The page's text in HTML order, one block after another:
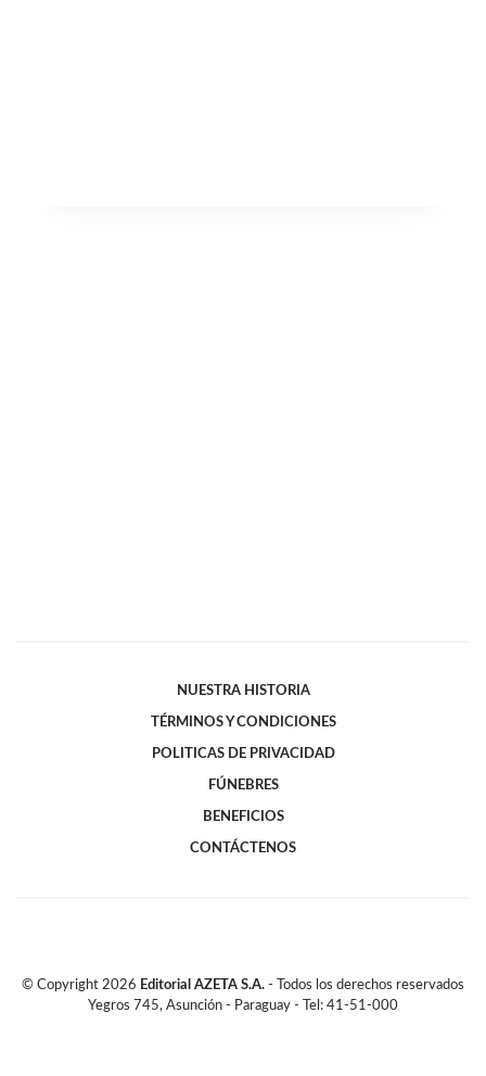
NUESTRA HISTORIA
TÉRMINOS Y CONDICIONES
POLITICAS DE PRIVACIDAD
FÚNEBRES
BENEFICIOS
CONTÁCTENOS
© Copyright 2026 Editorial AZETA S.A. - Todos los derechos reservados
Yegros 745, Asunción - Paraguay - Tel: 41-51-000